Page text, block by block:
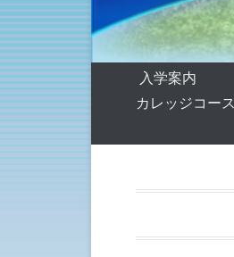
第1メニュー
コンテンツへ移動
入学案内
カレッジコース